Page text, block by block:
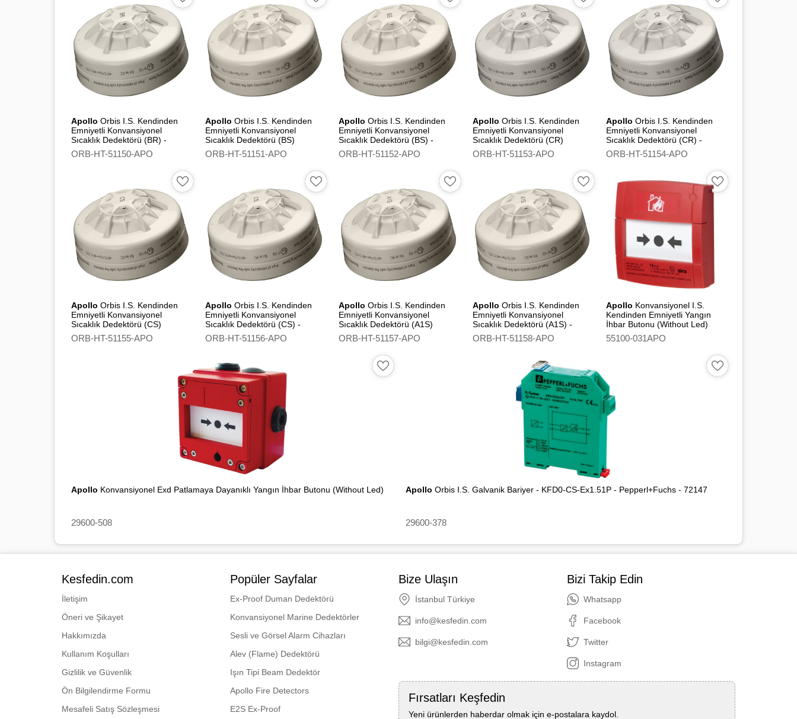
Apollo Orbis I.S. Kendinden
Emniyetli Konvansiyonel
Sıcaklık Dedektörü (BR) -
Flashing Led
ORB-HT-51150-APO
Apollo Orbis I.S. Kendinden
Emniyetli Konvansiyonel
Sıcaklık Dedektörü (BS)
ORB-HT-51151-APO
Apollo Orbis I.S. Kendinden
Emniyetli Konvansiyonel
Sıcaklık Dedektörü (BS) -
Flashing Led
ORB-HT-51152-APO
Apollo Orbis I.S. Kendinden
Emniyetli Konvansiyonel
Sıcaklık Dedektörü (CR)
ORB-HT-51153-APO
Apollo Orbis I.S. Kendinden
Emniyetli Konvansiyonel
Sıcaklık Dedektörü (CR) -
Flashing Led
ORB-HT-51154-APO
Apollo Orbis I.S. Kendinden
Emniyetli Konvansiyonel
Sıcaklık Dedektörü (CS)
ORB-HT-51155-APO
Apollo Orbis I.S. Kendinden
Emniyetli Konvansiyonel
Sıcaklık Dedektörü (CS) -
Flashing Led
ORB-HT-51156-APO
Apollo Orbis I.S. Kendinden
Emniyetli Konvansiyonel
Sıcaklık Dedektörü (A1S)
ORB-HT-51157-APO
Apollo Orbis I.S. Kendinden
Emniyetli Konvansiyonel
Sıcaklık Dedektörü (A1S) -
Flashing Led
ORB-HT-51158-APO
Apollo Konvansiyonel I.S.
Kendinden Emniyetli Yangın
İhbar Butonu (Without Led)
55100-031APO
Apollo Konvansiyonel Exd Patlamaya Dayanıklı Yangın İhbar Butonu (Without Led)
29600-508
Apollo Orbis I.S. Galvanik Bariyer - KFD0-CS-Ex1.51P - Pepperl+Fuchs - 72147
29600-378
Kesfedin.com
İletişim
Öneri ve Şikayet
Hakkımızda
Kullanım Koşulları
Gizlilik ve Güvenlik
Ön Bilgilendirme Formu
Mesafeli Satış Sözleşmesi
Popüler Sayfalar
Ex-Proof Duman Dedektörü
Konvansiyonel Marine Dedektörler
Sesli ve Görsel Alarm Cihazları
Alev (Flame) Dedektörü
Işın Tipi Beam Dedektör
Apollo Fire Detectors
E2S Ex-Proof
Bize Ulaşın
İstanbul Türkiye
info@kesfedin.com
bilgi@kesfedin.com
Bizi Takip Edin
Whatsapp
Facebook
Twitter
Instagram
Fırsatları Keşfedin
Yeni ürünlerden haberdar olmak için e-postalara kaydol.